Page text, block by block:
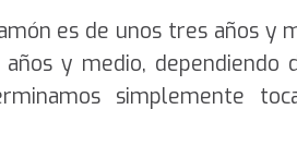
es de unos tres años y
y medio, dependiendo
simplemente